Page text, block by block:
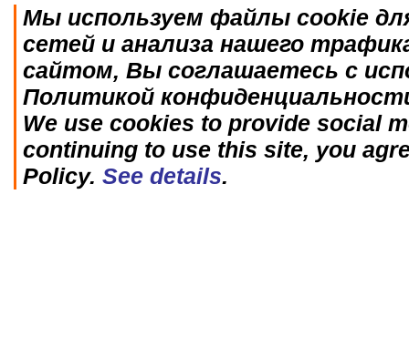
Мы используем файлы cookie
сетей и анализа нашего
сайтом, Вы соглашаетесь с
Политикой
We use cookies to provide social
continuing to use this site, you
Policy. See details.